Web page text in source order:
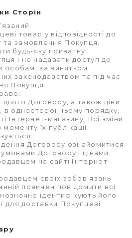
Сторін
товар у відповідності до
замовлення Покупця.
будь-яку приватну
і не надавати доступ до
особам, за винятком
законодавством та під час
Покупця.
цього Договору, а також ціни
в односторонньому порядку,
Інтернет-магазину. Всі зміни
їх публікації.
Договору ознайомитися
Договору і цінами,
на сайті Інтернет-
своїх зобов'язань
повинен повідомити всі
ідентифікують його
для доставки Покупцеві